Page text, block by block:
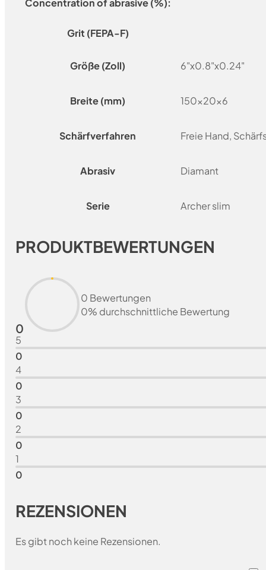
Concentration of abrasive (%):
Grit (FEPA-F)
Größe (Zoll) 6"x0.8"x0.24"
Breite (mm) 150x20x6
Schärfverfahren Freie Hand,
Abrasiv Diamant
Serie Archer slim
PRODUKTBEWERTUNGEN
0
0 Bewertungen
0% durchschnittliche Bewertung
5
0
4
0
3
0
2
0
1
0
REZENSIONEN
Es gibt noch keine Rezensionen.